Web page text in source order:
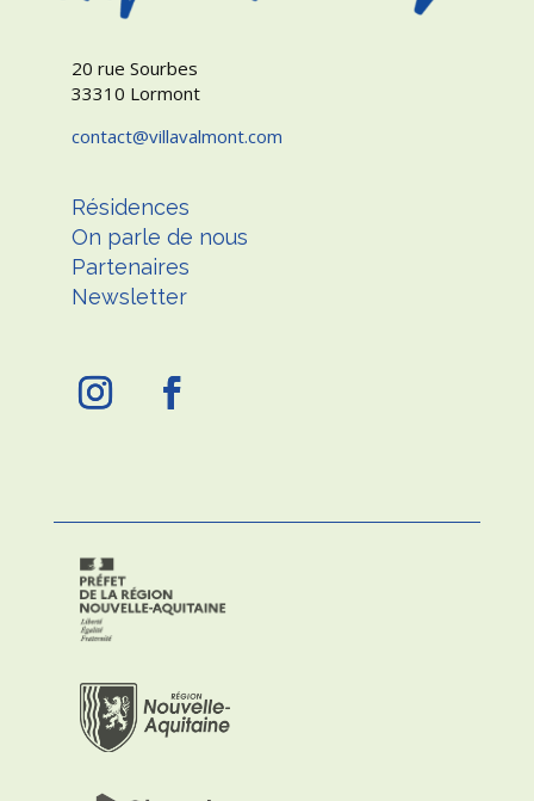
20 rue Sourbes
33310 Lormont
contact
villavalmont.com
Résidences
On parle de nous
Partenaires
Newsletter